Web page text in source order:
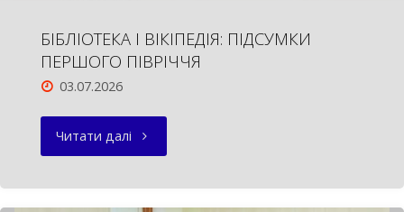
БІБЛІОТЕКА І ВІКІПЕДІЯ: ПІДСУМКИ
ПЕРШОГО ПІВРІЧЧЯ
03.07.2026
Читати далі "БІБЛІОТЕКА